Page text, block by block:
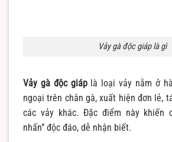
Vảy gà độc giáp là gì
Vảy gà độc giáplà loại vảy nằm ở
ngoại trên chân gà, xuất hiện đơn lẻ,
các vảy khác. Đặc điểm này khiến
nhấn” độc đáo, dễ nhận biết.